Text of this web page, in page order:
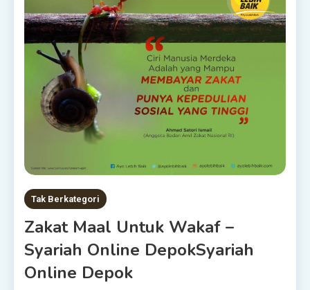
Tak Berkategori
Zakat Maal Untuk Wakaf –
Syariah Online DepokSyariah
Online Depok